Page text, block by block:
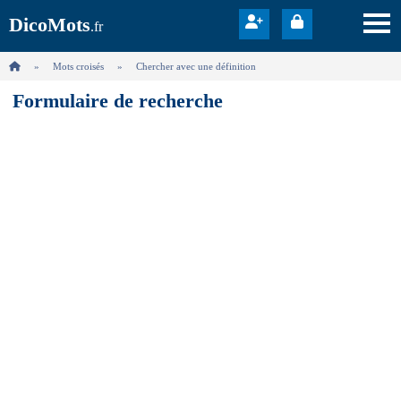
DicoMots.fr
Mots croisés Chercher avec une définition
Formulaire de recherche